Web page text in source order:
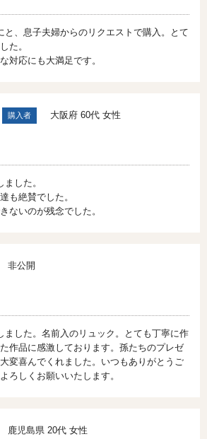
と、息子夫婦からのリクエストで購入。とて
た。
対応にも大満足です。
購入者 大阪府 60代 女性
した。
も絶賛でした。
非公開
ました。名前入のリュック。とても丁寧に作
作品に感激しております。孫たちのプレゼ
変喜んでくれました。いつもありがとうご
ろしくお願いいたします。
鹿児島県 20代 女性